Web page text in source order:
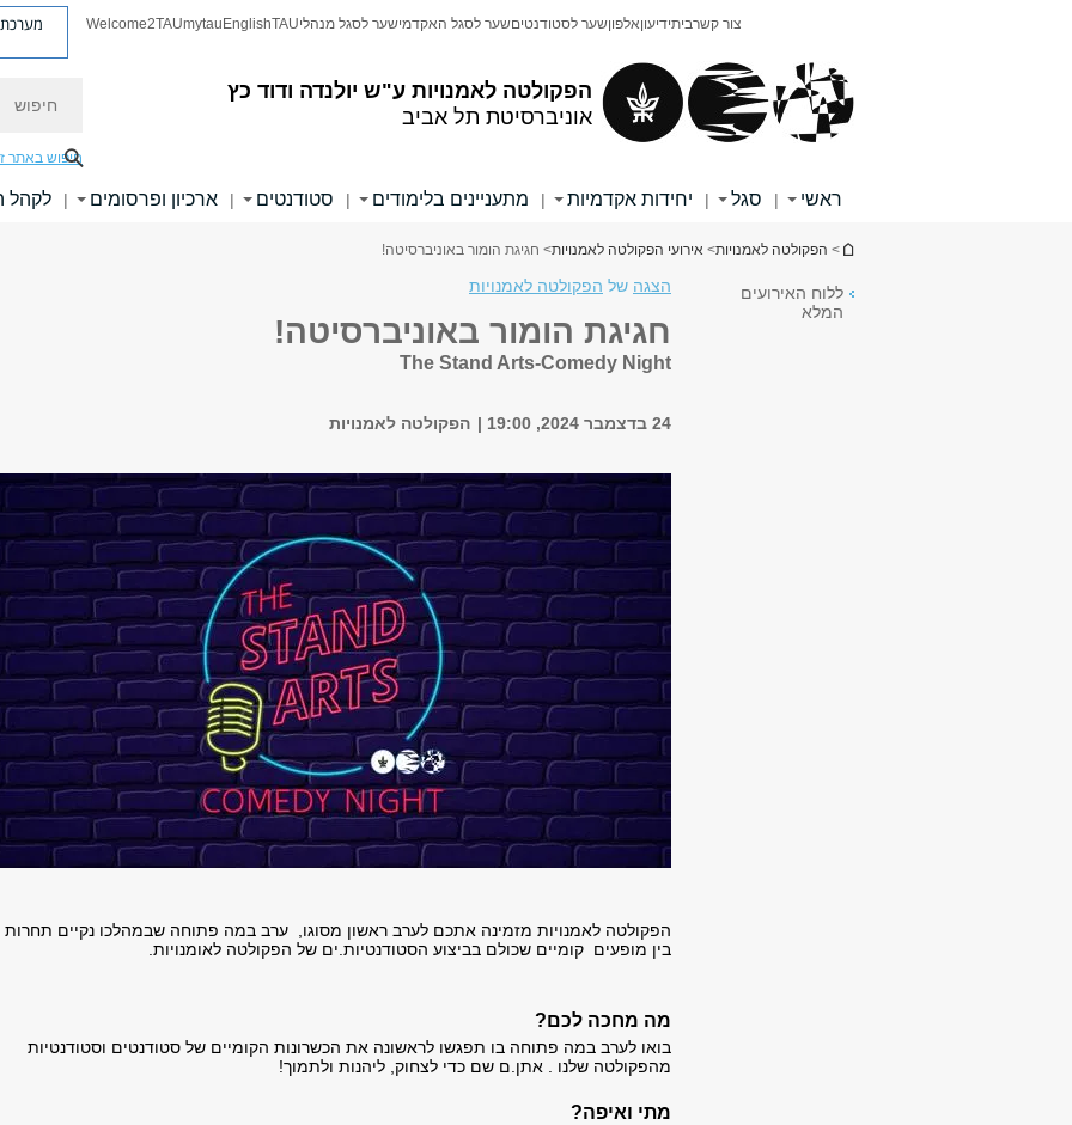
הפקולטה לאמנויות ע"ש יולנדה ודוד כץ
אוניברסיטת תל אביב
צור קשרביתידיעוןאלפוןשער לסטודנטיםשער לסגל האקדמישער לסגל מנהליTAU
English
mytau
Welcome2TAU מערכת
חיפוש באתר
ראשי | סגל | יחידות אקדמיות | מתעניינים בלימודים | סטודנטים | ארכיון ופרסומים | לקהל
הינך נמצא כאן
> הפקולטה לאמנויות> אירועי הפקולטה לאמנויות> חגיגת הומור באוניברסיטה!
ללוח האירועים
המלא
הצגה של הפקולטה לאמנויות
חגיגת הומור באוניברסיטה!
The Stand Arts-Comedy Night
24 בדצמבר 2024, 19:00 הפקולטה לאמנויות
הפקולטה לאמנויות מזמינה אתכם לערב ראשון מסוגו, ערב במה פתוחה שבמהלכו נקיים תחרות
בין מופעים קומיים שכולם בביצוע הסטודנטיות.ים של הפקולטה לאומנויות.
מה מחכה לכם?
בואו לערב במה פתוחה בו תפגשו לראשונה את הכשרונות הקומיים של סטודנטים וסטודנטיות
מהפקולטה שלנו . אתן.ם שם כדי לצחוק, ליהנות ולתמוך!
מתי ואיפה?